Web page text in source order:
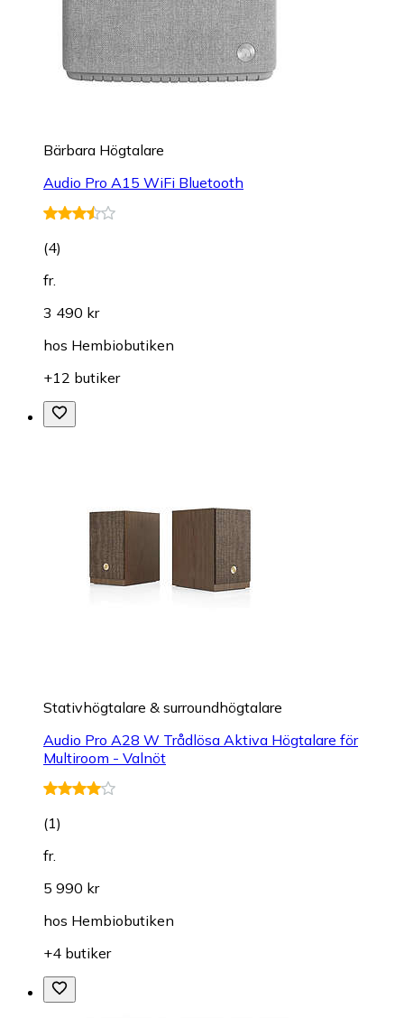
Bärbara Högtalare
Audio Pro A15 WiFi Bluetooth
(4)
fr.
3 490 kr
hos Hembiobutiken
+12 butiker
Stativhögtalare & surroundhögtalare
Audio Pro A28 W Trådlösa Aktiva Högtalare för
Multiroom - Valnöt
(1)
fr.
5 990 kr
hos Hembiobutiken
+4 butiker